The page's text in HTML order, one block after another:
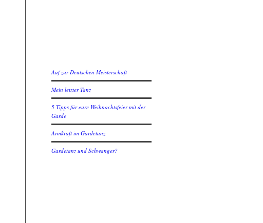
Auf zur Deutschen Meisterschaft
Mein letzter Tanz
5 Tipps für eure Weihnachtsfeier mit der
Garde
Armkraft im Gardetanz
Gardetanz und Schwanger?